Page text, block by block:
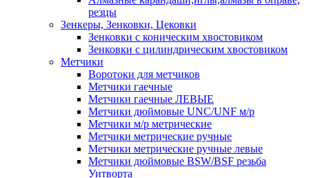
резцы
Зенкеры, Зенковки, Цековки
Зенковки с коническим хвостовиком
Зенковки с цилиндрическим хвостовиком
Метчики
Воротоки для метчиков
Метчики гаечные
Метчики гаечные ЛЕВЫЕ
Метчики дюймовые UNC/UNF м/р
Метчики м/р метрические
Метчики метрические ручные
Метчики метрические ручные левые
Метчики дюймовые BSW/BSF резьба
Уитворта